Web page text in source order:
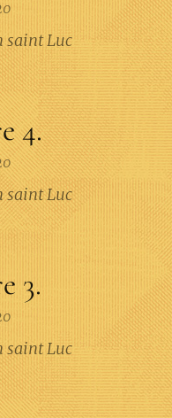
saint Luc
4.
saint Luc
3.
saint Luc